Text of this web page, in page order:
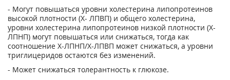
- Могут повышаться уровни холестерина липопротеинов
высокой плотности (X- ЛПВП) и общего холестерина,
уровни холестерина липопротеинов низкой плотности (Х-
ЛПНП) могут повышаться или снижаться, тогда как
соотношение Х-ЛПНП/Х-ЛПВП может снижаться, а уровни
триглицеридов остаются без изменений.
- Может снижаться толерантность к глюкозе.